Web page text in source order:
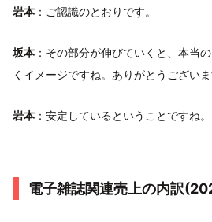
岩本 ：ご認識のとおりです。
坂本 ：その部分が伸びていくと、本当
くイメージですね。ありがとうござい
岩本 ：安定しているということですね。
電子雑誌関連売上の内訳